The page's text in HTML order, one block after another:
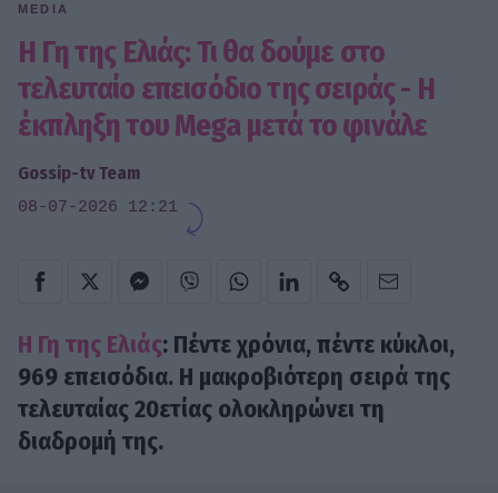
MEDIA
Η Γη της Ελιάς: Τι θα δούμε στο
τελευταίο επεισόδιο της σειράς - Η
έκπληξη του Mega μετά το φινάλε
Gossip-tv Team
08-07-2026 12:21
Η Γη της Ελιάς: Πέντε χρόνια, πέντε κύκλοι,
969 επεισόδια. H μακροβιότερη σειρά της
τελευταίας 20ετίας ολοκληρώνει τη
διαδρομή της.